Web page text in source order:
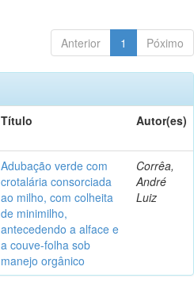
Anterior 1 Póximo
Título Autor(es)
Adubação verde com
crotalária consorciada
ao milho, com colheita
de minimilho,
antecedendo a alface e
a couve-folha sob
manejo orgânico
Corrêa,
André
Luiz